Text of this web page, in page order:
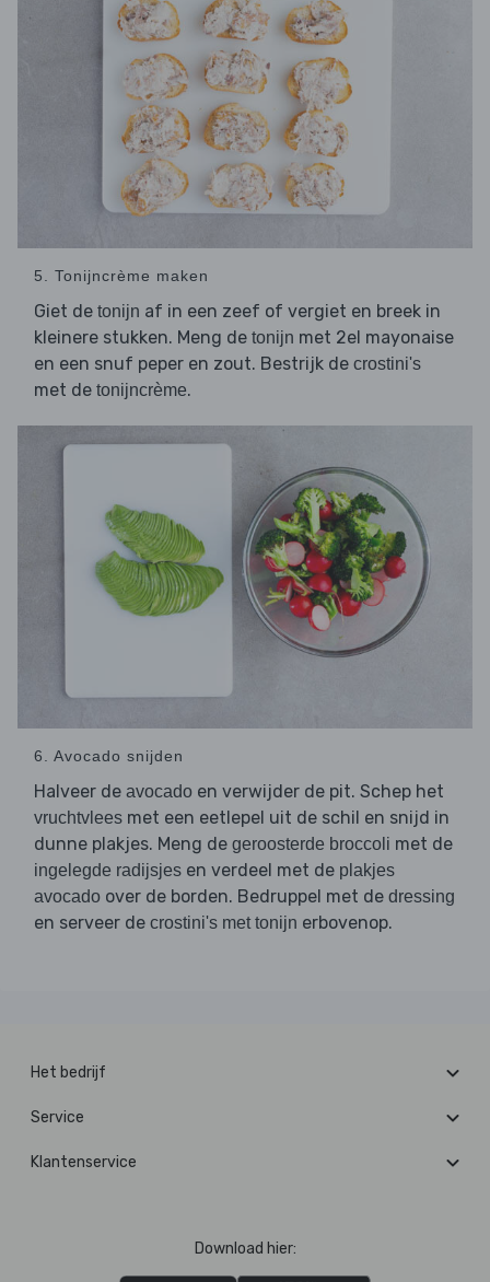
5. Tonijncrème maken
Giet de tonijn af in een zeef of vergiet en breek in
kleinere stukken. Meng de tonijn met 2el mayonaise
en een snuf peper en zout. Bestrijk de crostini's
met de tonijncrème.
6. Avocado snijden
Halveer de avocado en verwijder de pit. Schep het
vruchtvlees met een eetlepel uit de schil en snijd in
dunne plakjes. Meng de geroosterde broccoli met de
ingelegde radijsjes en verdeel met de plakjes
avocado over de borden. Bedruppel met de dressing
en serveer de crostini's met tonijn erbovenop.
Het bedrijf
Service
Klantenservice
Download hier: